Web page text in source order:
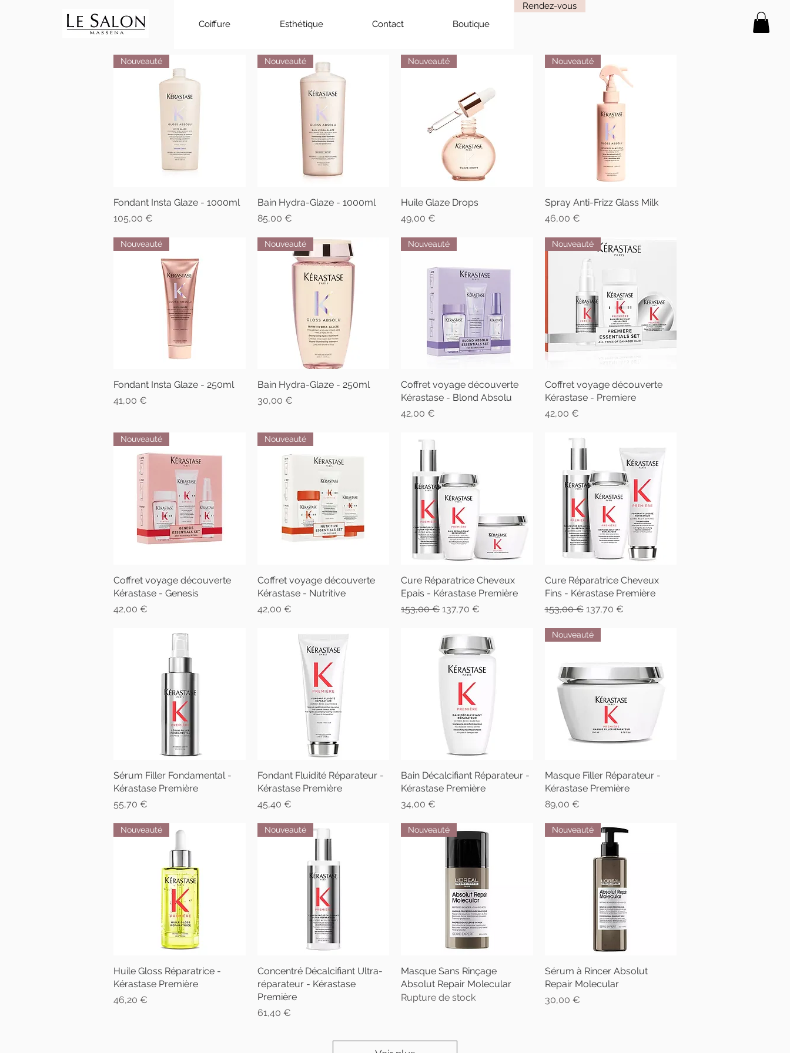
Rendez-vous
Coiffure
Esthétique Contact Boutique
Aperçu rapide
Nouveauté
Fondant Insta Glaze - 1000ml
Prix
105,00 €
Aperçu rapide
Nouveauté
Bain Hydra-Glaze - 1000ml
Prix
85,00 €
Aperçu rapide
Nouveauté
Huile Glaze Drops
Prix
49,00 €
Aperçu rapide
Nouveauté
Spray Anti-Frizz Glass Milk
Prix
46,00 €
Aperçu rapide
Nouveauté
Fondant Insta Glaze - 250ml
Prix
41,00 €
Aperçu rapide
Nouveauté
Bain Hydra-Glaze - 250ml
Prix
30,00 €
Aperçu rapide
Nouveauté
Coffret voyage découverte
Kérastase - Blond Absolu
Prix
42,00 €
Aperçu rapide
Nouveauté
Coffret voyage découverte
Kérastase - Premiere
Prix
42,00 €
Aperçu rapide
Nouveauté
Coffret voyage découverte
Kérastase - Genesis
Prix
42,00 €
Aperçu rapide
Nouveauté
Coffret voyage découverte
Kérastase - Nutritive
Prix
42,00 €
Aperçu rapide
Cure Réparatrice Cheveux
Epais - Kérastase Première
Prix original
153,00 € Prix promotionnel
137,70 €
Aperçu rapide
Cure Réparatrice Cheveux
Fins - Kérastase Première
Prix original
153,00 € Prix promotionnel
137,70 €
Aperçu rapide
Sérum Filler Fondamental -
Kérastase Première
Prix
55,70 €
Aperçu rapide
Fondant Fluidité Réparateur -
Kérastase Première
Prix
45,40 €
Aperçu rapide
Bain Décalcifiant Réparateur -
Kérastase Première
Prix
34,00 €
Aperçu rapide
Nouveauté
Masque Filler Réparateur -
Kérastase Première
Prix
89,00 €
Aperçu rapide
Nouveauté
Huile Gloss Réparatrice -
Kérastase Première
Prix
46,20 €
Aperçu rapide
Nouveauté
Concentré Décalcifiant Ultra-
réparateur - Kérastase
Première
Prix
61,40 €
Aperçu rapide
Nouveauté
Masque Sans Rinçage
Absolut Repair Molecular
Rupture de stock
Aperçu rapide
Nouveauté
Sérum à Rincer Absolut
Repair Molecular
Prix
30,00 €